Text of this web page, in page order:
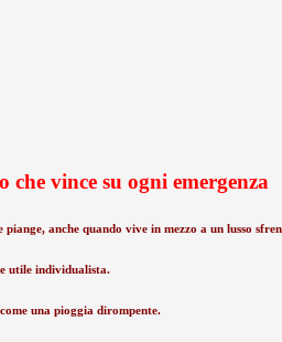
che vince su ogni emergenza
anche quando vive in mezzo a un lusso
utile individualista.
una pioggia dirompente.